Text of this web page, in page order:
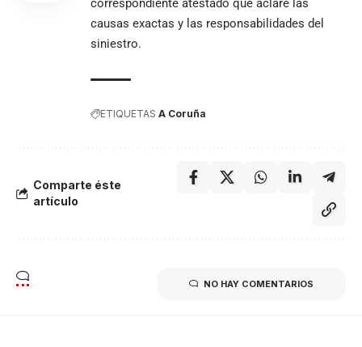
causas exactas y las responsabilidades del
siniestro.
ETIQUETAS A Coruña
Comparte éste
artículo
NO HAY COMENTARIOS